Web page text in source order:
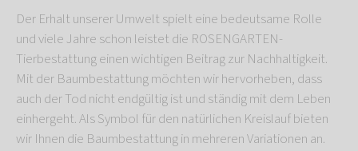
Der Erhalt unserer Umwelt spielt eine bedeutsame Rolle
und viele Jahre schon leistet die ROSENGARTEN-
Tierbestattung einen wichtigen Beitrag zur Nachhaltigkeit.
Mit der Baumbestattung möchten wir hervorheben, dass
auch der Tod nicht endgültig ist und ständig mit dem Leben
einhergeht. Als Symbol für den natürlichen Kreislauf bieten
wir Ihnen die Baumbestattung in mehreren Variationen an.